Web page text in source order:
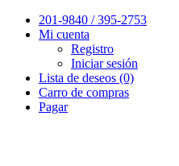
201-9840 / 395-2753
Mi cuenta
Registro
Iniciar sesión
Lista de deseos (0)
Carro de compras
Pagar